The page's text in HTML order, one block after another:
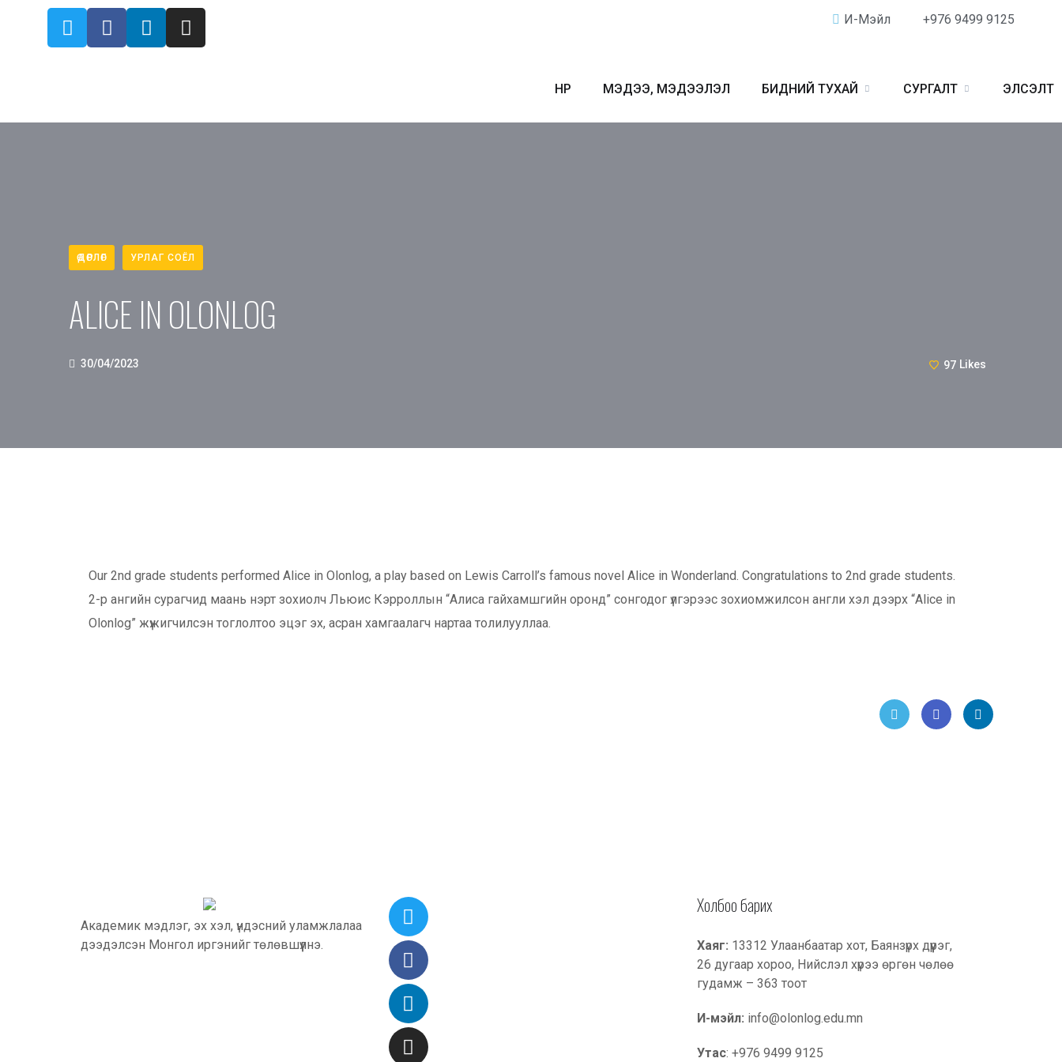
И-Мэйл +976 9499 9125
НҮҮР МЭДЭЭ, МЭДЭЭЛЭЛ БИДНИЙ ТУХАЙ СУРГАЛТ ЭЛСЭЛТ
ӨДӨРЛӨГ УРЛАГ СОЁЛ
ALICE IN OLONLOG
30/04/2023 97 Likes
Our 2nd grade students performed Alice in Olonlog, a play based on Lewis Carroll’s famous novel Alice in Wonderland. Congratulations to 2nd grade students.
2-р ангийн сурагчид маань нэрт зохиолч Льюис Кэрроллын “Алиса гайхамшгийн оронд” сонгодог үлгэрээс зохиомжилсон англи хэл дээрх “Alice in
Olonlog” жүжигчилсэн тоглолтоо эцэг эх, асран хамгаалагч нартаа толилууллаа.
Академик мэдлэг, эх хэл, үндэсний уламжлалаа
дээдэлсэн Монгол иргэнийг төлөвшүүлнэ.
Холбоо барих
Хаяг: 13312 Улаанбаатар хот, Баянзүрх дүүрэг,
26 дугаар хороо, Нийслэл хүрээ өргөн чөлөө
гудамж – 363 тоот
И-мэйл: info@olonlog.edu.mn
Утас: +976 9499 9125